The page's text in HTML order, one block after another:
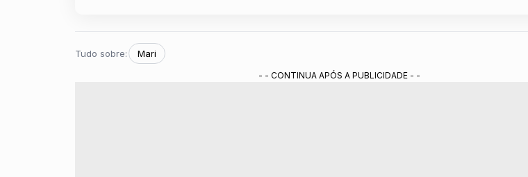
Tudo sobre: Mari
- - CONTINUA APÓS A PUBLICIDADE - -